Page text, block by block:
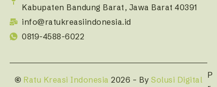
Kabupaten Bandung Barat, Jawa Barat 40391
info@ratukreasiindonesia.id
0819-4588-6022
© Ratu Kreasi Indonesia 2026 – By Solusi Digital P